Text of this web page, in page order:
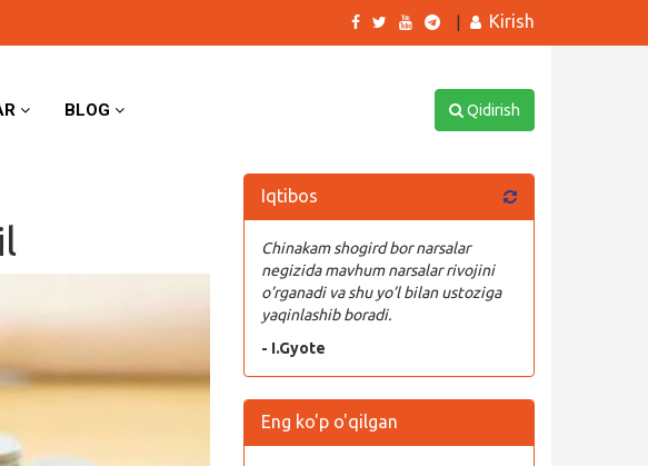
Kirish
BLOG Qidirish
Iqtibos
Chinakam shogird bor narsalar
negizida mavhum narsalar rivojini
o’rganadi va shu yo’l bilan ustoziga
yaqinlashib boradi.
- I.Gyote
Eng ko'p o'qilgan